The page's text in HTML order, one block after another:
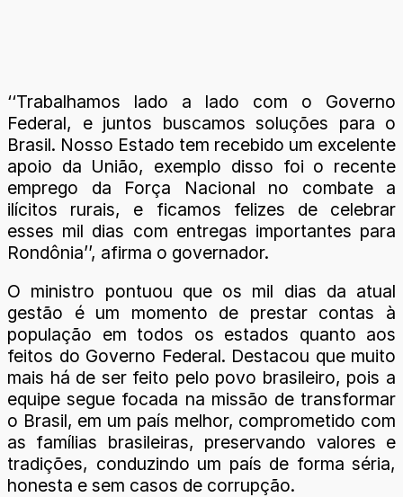
‘‘Trabalhamos lado a lado com o Governo
Federal, e juntos buscamos soluções para o
Brasil. Nosso Estado tem recebido um excelente
apoio da União, exemplo disso foi o recente
emprego da Força Nacional no combate a
ilícitos rurais, e ficamos felizes de celebrar
esses mil dias com entregas importantes para
Rondônia’’, afirma o governador.
O ministro pontuou que os mil dias da atual
gestão é um momento de prestar contas à
população em todos os estados quanto aos
feitos do Governo Federal. Destacou que muito
mais há de ser feito pelo povo brasileiro, pois a
equipe segue focada na missão de transformar
o Brasil, em um país melhor, comprometido com
as famílias brasileiras, preservando valores e
tradições, conduzindo um país de forma séria,
honesta e sem casos de corrupção.